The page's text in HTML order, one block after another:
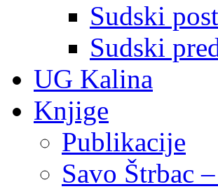
Sudski
Sudski
UG Kalina
Knjige
Publikacije
Savo Štrbac